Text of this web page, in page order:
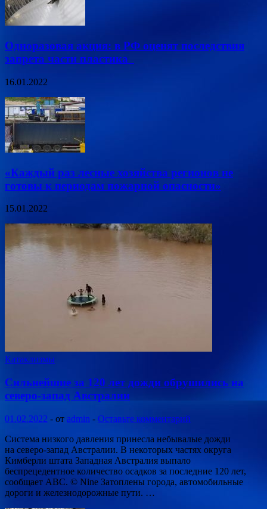
Одноразовая акция: в РФ оценят последствия
запрета части пластика
16.01.2022
«Каждый раз лесные хозяйства регионов не
готовы к периодам пожарной опасности»
15.01.2022
Катаклизмы
Сильнейшие за 120 лет дожди обрушились на
северо-запад Австралии
01.02.2022 - от admin - Оставьте комментарий
Система низкого давления принесла небывалые дожди
на северо-запад Австралии. В некоторых частях округа
Кимберли штата Западная Австралия выпало
беспрецедентное количество осадков за последние 120 лет,
сообщает ABC. © Nine Затоплены города, автомобильные
дороги и железнодорожные пути. …